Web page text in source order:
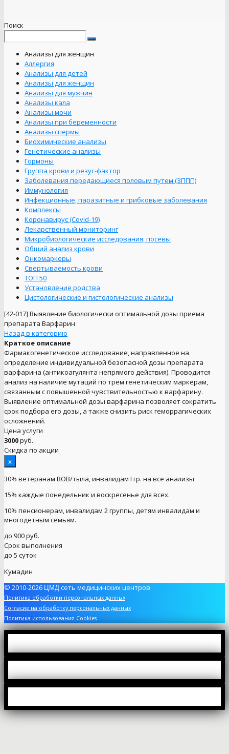
Поиск
Анализы для женщин
Аллергия
Анализы для детей
Анализы для женщин
Анализы для мужчин
Анализы кала
Анализы мочи
Анализы при беременности
Анализы спермы
Биохимические анализы
Генетические анализы
Гормоны
Группа крови и резус-фактор
Заболевания передающиеся половым путем (ЗППП)
Иммунология
Инфекционные, паразитные и грибковые заболевания
Комплексы
Коронавирус (Covid-19)
Лекарственный мониторинг
Микробиологические исследования, посевы
Общий анализ крови
Онкомаркеры
Свертываемость крови
ТОП 50
Установление родства
Цистологические и гистологические анализы
[42-017] Выявление биологически оптимальной дозы приема
препарата Варфарин
Назад в категорию
Краткое описание
Фармакогенетическое исследование, направленное на
определение индивидуальной безопасной дозы препарата
варфарина (антикоагулянта непрямого действия). Проводится
анализ на наличие мутаций по трем генетическим маркерам,
связанным с повышенной чувствительностью к варфарину.
Выявление оптимальной дозы варфарина позволяет сократить
срок подбора его дозы, а также снизить риск геморрагических
осложнений.
Цена услуги
3000руб.
Скидка по акции
x
30% ветеранам ВОВ/тыла, инвалидам I гр. на все анализы
15% каждые понедельник и воскресенье для всех.
10% пенсионерам, инвалидам 2 группы, детям инвалидам и
многодетным семьям.
до 900 руб.
Срок выполнения
до 5 суток
Кумадин
© 2010-2026 ЦМД сеть медицинских центров
Политика обработки персональных данных
Согласие на обработку персональных данных
Политика использования Cookies